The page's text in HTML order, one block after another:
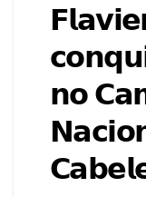
𝗻𝗼